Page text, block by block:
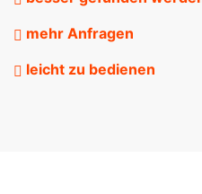
mehr Anfragen
leicht zu bedienen